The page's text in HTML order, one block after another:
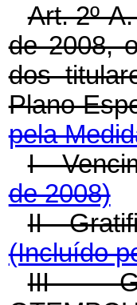
Art. 2º-
de 2008,
dos
Plano
pela
I -
de 2008)
II -
(Incluído
III -